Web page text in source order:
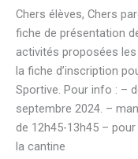
Chers élèves, Chers
fiche de présentation
activités proposées
la fiche d’inscription
Sportive. Pour info : –
septembre 2024. –
de 12h45-13h45 –
la cantine